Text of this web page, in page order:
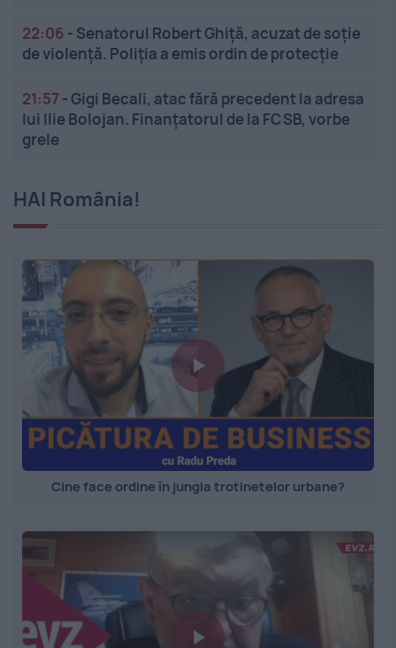
22:06 - Senatorul Robert Ghiță, acuzat de soție
de violență. Poliția a emis ordin de protecție
21:57 -Gigi Becali, atac fără precedent la adresa
lui Ilie Bolojan. Finanțatorul de la FCSB, vorbe
grele
HAI România!
Cine face ordine în jungla trotinetelor urbane?